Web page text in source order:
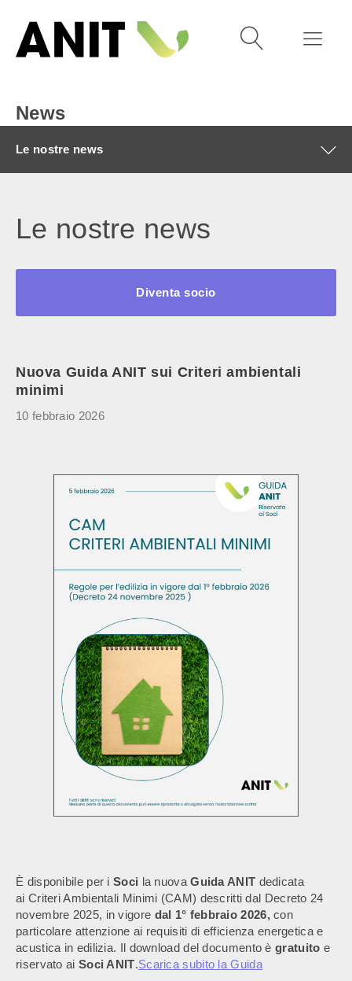
News
Le nostre news
Le nostre news
Diventa socio
Nuova Guida ANIT sui Criteri ambientali
minimi
10 febbraio 2026
È disponibile per i Soci la nuovaGuida ANIT dedicata
ai Criteri Ambientali Minimi (CAM) descritti dal Decreto 24
novembre 2025, in vigore dal 1° febbraio 2026,con
particolare attenzione ai requisiti di efficienza energetica e
acustica in edilizia. Il download del documento è gratuito e
riservato ai Soci ANIT.Scarica subito la Guida